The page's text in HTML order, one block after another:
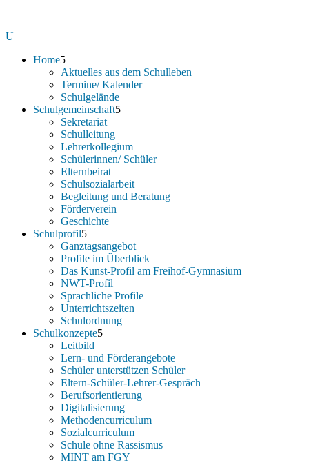
Home
Aktuelles aus dem Schulleben
Termine/ Kalender
Schulgelände
Schulgemeinschaft
Sekretariat
Schulleitung
Lehrerkollegium
Schülerinnen/ Schüler
Elternbeirat
Schulsozialarbeit
Begleitung und Beratung
Förderverein
Geschichte
Schulprofil
Ganztagsangebot
Profile im Überblick
Das Kunst-Profil am Freihof-Gymnasium
NWT-Profil
Sprachliche Profile
Unterrichtszeiten
Schulordnung
Schulkonzepte
Leitbild
Lern- und Förderangebote
Schüler unterstützen Schüler
Eltern-Schüler-Lehrer-Gespräch
Berufsorientierung
Digitalisierung
Methodencurriculum
Sozialcurriculum
Schule ohne Rassismus
MINT am FGY